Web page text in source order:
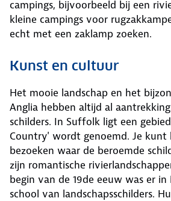
campings, bijvoorbeeld bij een
kleine campings voor
echt met een zaklamp zoeken.
Kunst en cultuur
Het mooie landschap en het
Anglia hebben altijd al
schilders. In Suffolk ligt een
Country' wordt genoemd. Je kunt
bezoeken waar de beroemde
zijn romantische
begin van de 19de eeuw was er
school van landschapsschilders.